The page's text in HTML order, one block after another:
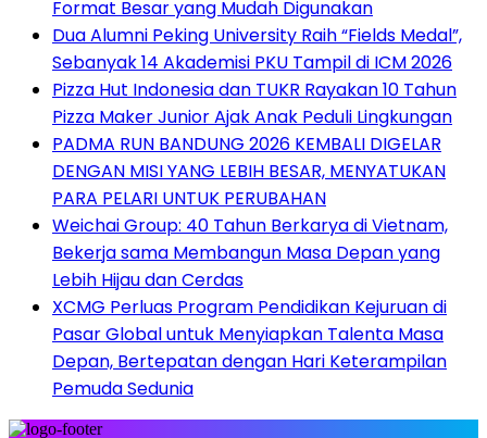
Format Besar yang Mudah Digunakan
Dua Alumni Peking University Raih “Fields Medal”,
Sebanyak 14 Akademisi PKU Tampil di ICM 2026
Pizza Hut Indonesia dan TUKR Rayakan 10 Tahun
Pizza Maker Junior Ajak Anak Peduli Lingkungan
PADMA RUN BANDUNG 2026 KEMBALI DIGELAR
DENGAN MISI YANG LEBIH BESAR, MENYATUKAN
PARA PELARI UNTUK PERUBAHAN
Weichai Group: 40 Tahun Berkarya di Vietnam,
Bekerja sama Membangun Masa Depan yang
Lebih Hijau dan Cerdas
XCMG Perluas Program Pendidikan Kejuruan di
Pasar Global untuk Menyiapkan Talenta Masa
Depan, Bertepatan dengan Hari Keterampilan
Pemuda Sedunia